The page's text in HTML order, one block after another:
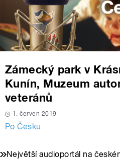
Zámecký park v
Kunín, Muzeum
veteránů
1. červen 2019
Po Česku
Největší audioportál na